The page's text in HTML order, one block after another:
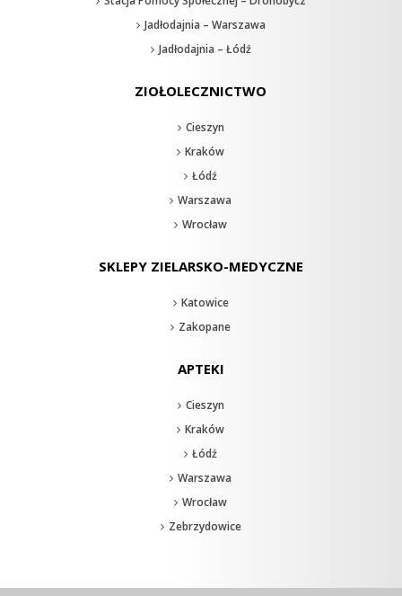
Jadłodajnia – Warszawa
Jadłodajnia – Łódź
ZIOŁOLECZNICTWO
Cieszyn
Kraków
Łódź
Warszawa
Wrocław
SKLEPY ZIELARSKO-MEDYCZNE
Katowice
Zakopane
APTEKI
Cieszyn
Kraków
Łódź
Warszawa
Wrocław
Zebrzydowice